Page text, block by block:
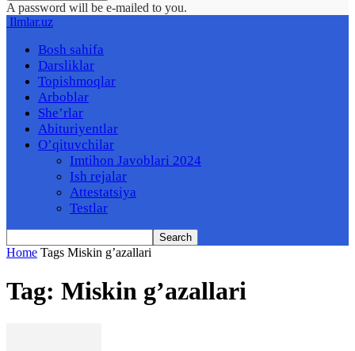
A password will be e-mailed to you.
Ilmlar.uz
Bosh sahifa
Darsliklar
Topishmoqlar
Arboblar
She’rlar
Abituriyentlar
O’qituvchilar
Imtihon Javoblari 2024
Ish rejalar
Attestatsiya
Testlar
Home Tags Miskin g’azallari
Tag: Miskin g’azallari